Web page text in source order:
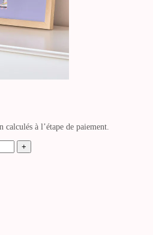
calculés à l’étape de paiement.